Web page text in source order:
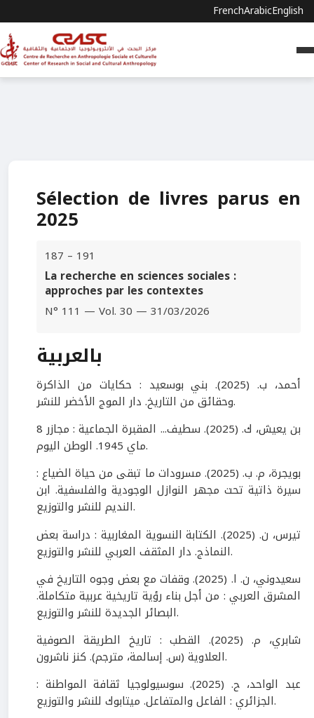
FrenchArabicEnglish
Sélection de livres parus en
2025
187 – 191
La recherche en sciences sociales :
approches par les contextes
N° 111 — Vol. 30 — 31/03/2026
بالعربية
أحمد، ب. (2025). بني بوسعيد : حكايات من الذاكرة
وحقائق من التاريخ. دار الموج الأخضر للنشر.
بن يعيش، ك. (2025). سطيف... المقبرة الجماعية : مجازر 8
ماي 1945. الوطن اليوم.
بويجرة، م. ب. (2025). مسرودات ما تبقى من حياة الضياع :
سيرة ذاتية تحت مجهر النوازل الوجودية والفلسفية. ابن
النديم للنشر والتوزيع.
تيرس، ن. (2025). الكتابة النسوية المغاربية : دراسة بعض
النماذج. دار المثقف العربي للنشر والتوزيع.
سعيدوني، ن. ا. (2025). وقفات مع بعض وجوه التاريخ في
المشرق العربي : من أجل بناء رؤية تاريخية عربية متكاملة.
البصائر الجديدة للنشر والتوزيع.
شابري، م. (2025). القطب : تاريخ الطريقة الصوفية
العلاوية (س. إسالمة، مترجم). كنز ناشرون.
عبد الواحد، ح. (2025). سوسيولوجيا ثقافة المواطنة :
الجزائري : الفاعل والمتفاعل. ميتابوك للنشر والتوزيع.